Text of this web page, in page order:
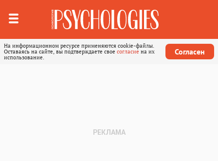
На информационном ресурсе применяются cookie-файлы.
Оставаясь на сайте, вы подтверждаете свое согласие на их
использование.
Согласен